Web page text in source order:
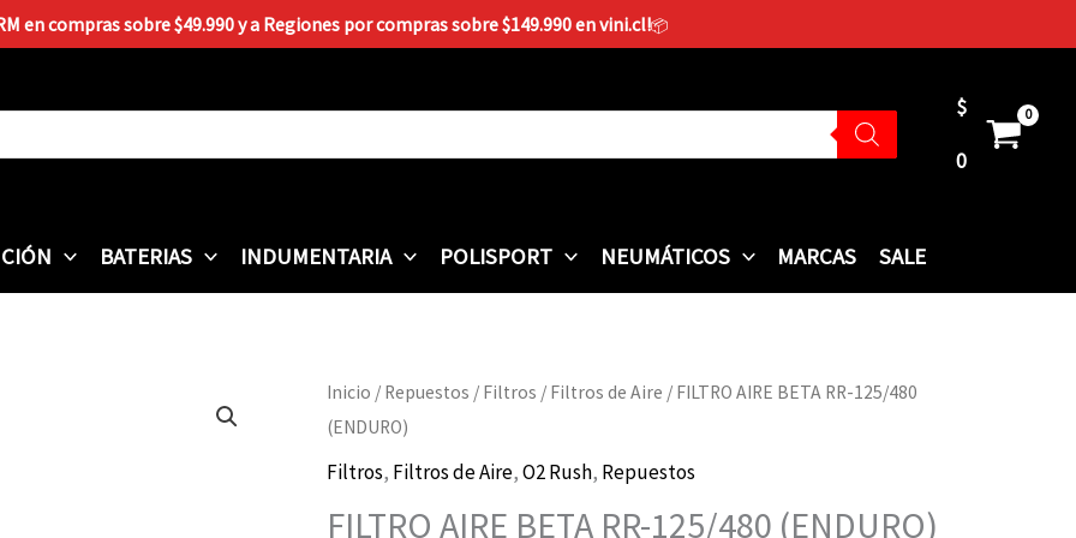
en compras sobre $49.990 y a Regiones por compras sobre $149.990 en vini.cl!📦
$
0
BATERIAS INDUMENTARIA POLISPORT NEUMÁTICOS MARCAS SALE
Inicio / Repuestos / Filtros / Filtros de Aire / FILTRO AIRE BETA RR-125/480
(ENDURO)
Filtros, Filtros de Aire,O2 Rush, Repuestos
FILTRO AIRE BETA RR-125/480 (ENDURO)
FILTRO
AIRE
BETA